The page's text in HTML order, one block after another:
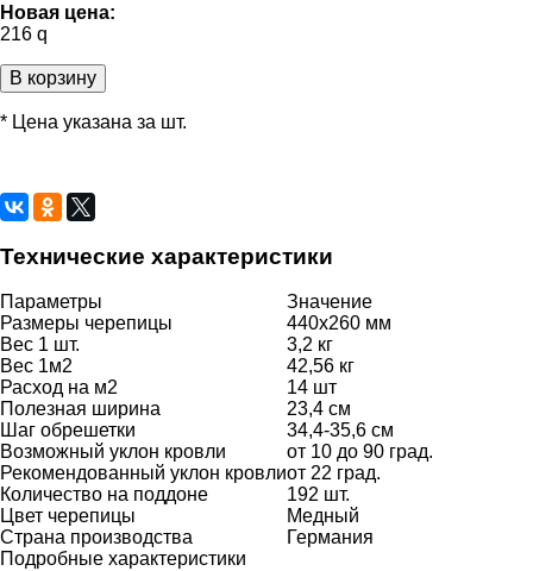
Новая цена:
216 q
В корзину
* Цена указана за шт.
Технические характеристики
Параметры
Значение
Размеры черепицы
440х260 мм
Вес 1 шт.
3,2 кг
Вес 1м2
42,56 кг
Расход на м2
14 шт
Полезная ширина
23,4 см
Шаг обрешетки
34,4-35,6 см
Возможный уклон кровли
от 10 до 90 град.
Рекомендованный уклон кровлиот 22 град.
Количество на поддоне
192 шт.
Цвет черепицы
Медный
Страна производства
Германия
Подробные характеристики